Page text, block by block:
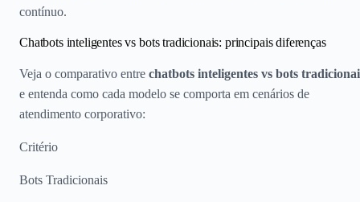
contínuo.
Chatbots inteligentes vs bots tradicionais: principais diferenças
Veja o comparativo entre chatbots inteligentes vs bots
e entenda como cada modelo se comporta em cenários de
atendimento corporativo:
Critério
Bots Tradicionais